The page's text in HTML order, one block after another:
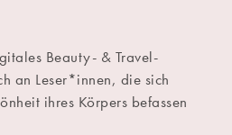
Beauty- & Travel-
an Leser*innen, die sich
ihres Körpers befassen